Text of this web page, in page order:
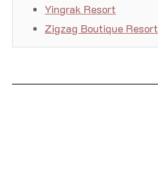
Yingrak Resort
Zigzag Boutique Resort